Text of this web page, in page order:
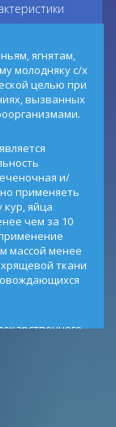
ягнятам,
молодняку с/х
целью при
вызванных
и/
применяеть
яйца
чем за 10
массой менее
ткани